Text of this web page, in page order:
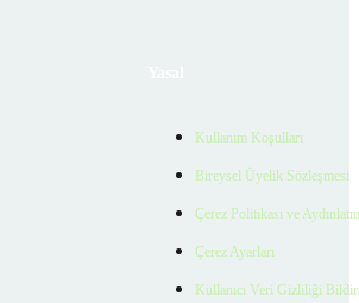
Kullanım Koşulları
Bireysel Üyelik Sözleşmesi
Çerez Politikası ve
Çerez Ayarları
Kullanıcı Veri Gizliliği